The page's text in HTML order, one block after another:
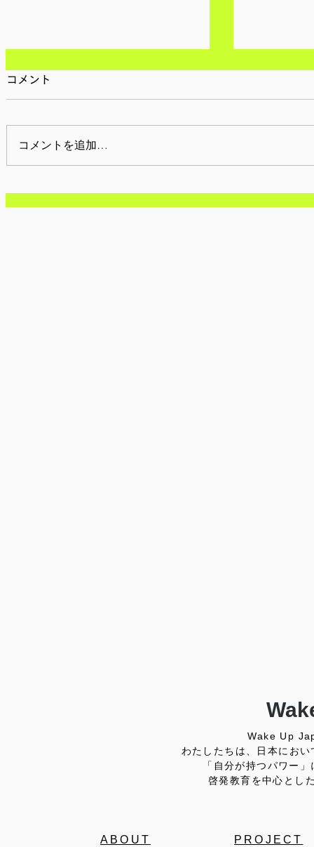
【参加者募集/東京】8月8日
【参加者
コメント
コメントを追加…
Wake Up
わたしたちは、日本にお
「自分が持つパワー
啓発教育を中心とし
ABOUT PROJECT